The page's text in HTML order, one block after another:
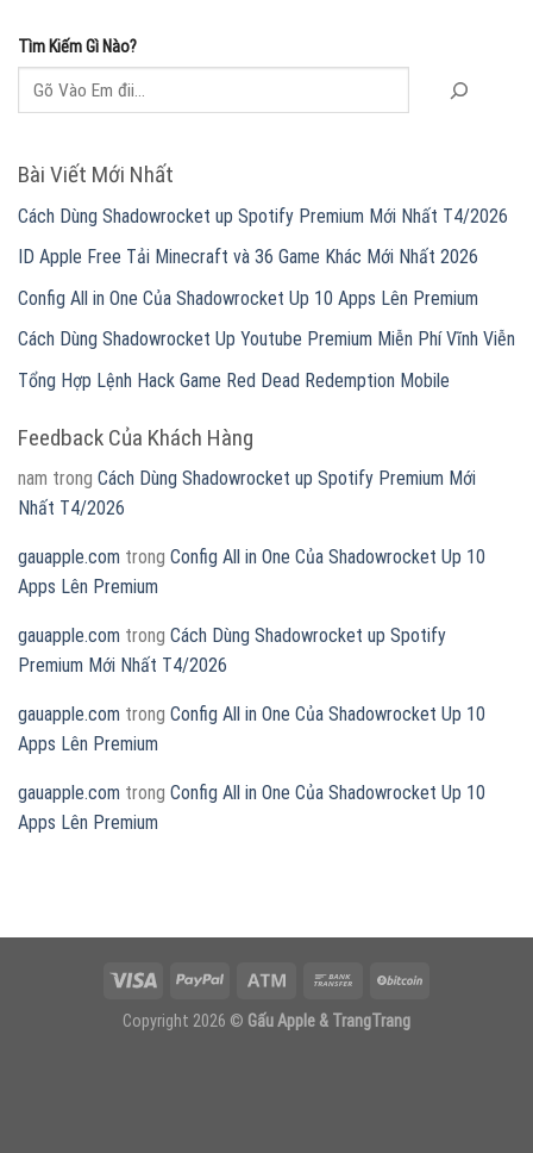
Tìm Kiếm Gì Nào?
Bài Viết Mới Nhất
Cách Dùng Shadowrocket up Spotify Premium Mới Nhất T4/2026
ID Apple Free Tải Minecraft và 36 Game Khác Mới Nhất 2026
Config All in One Của Shadowrocket Up 10 Apps Lên Premium
Cách Dùng Shadowrocket Up Youtube Premium Miễn Phí Vĩnh Viễn
Tổng Hợp Lệnh Hack Game Red Dead Redemption Mobile
Feedback Của Khách Hàng
nam trong Cách Dùng Shadowrocket up Spotify Premium Mới
Nhất T4/2026
gauapple.com trong Config All in One Của Shadowrocket Up 10
Apps Lên Premium
gauapple.com trong Cách Dùng Shadowrocket up Spotify
Premium Mới Nhất T4/2026
gauapple.com trong Config All in One Của Shadowrocket Up 10
Apps Lên Premium
gauapple.com trong Config All in One Của Shadowrocket Up 10
Apps Lên Premium
Copyright 2026 © Gấu Apple & TrangTrang